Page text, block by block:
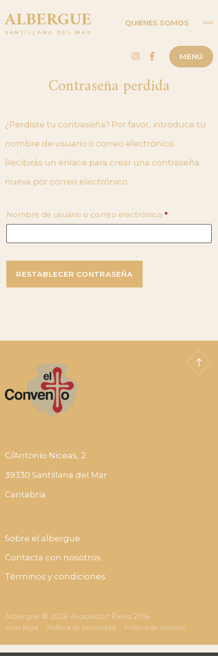
ALBERGUE
SANTILLANA DEL MAR
QUIENES SOMOS
Instagram
Facebook
MENÚ
Contraseña perdida
¿Perdiste tu contraseña? Por favor, introduce tu
nombre de usuario o correo electrónico.
Recibirás un enlace para crear una contraseña
nueva por correo electrónico.
Nombre de usuario o correo electrónico *
RESTABLECER CONTRASEÑA
C/Antonio Niceas, 2
39330 Santillana del Mar
Cantabria
Sobre el albergue
Contacta con nosotros
Términos y condiciones
Albergue © 2026 Asociación Éleos 2016
Aviso legal Política de privacidad Política de cookies